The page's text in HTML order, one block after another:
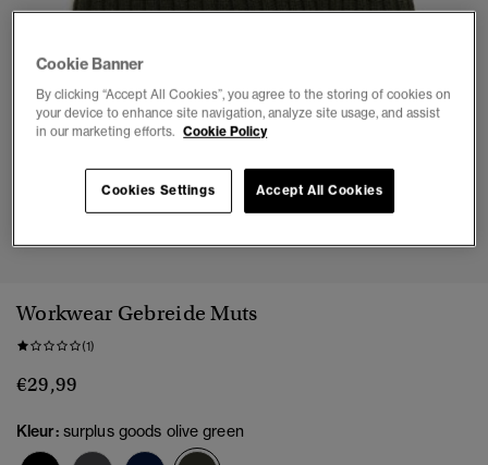
Workwear Gebreide Muts
(1)
€29,99
Kleur: surplus goods olive green
Cookie Banner
By clicking “Accept All Cookies”, you agree to the storing of cookies on
your device to enhance site navigation, analyze site usage, and assist
in our marketing efforts. Cookie Policy
Cookies Settings Accept All Cookies